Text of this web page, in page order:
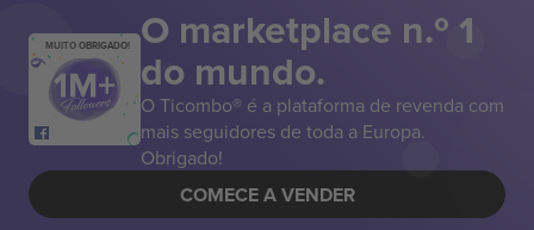
MUITO OBRIGADO! O marketplace n.º 1
do mundo.
O Ticombo® é a plataforma de revenda com
mais seguidores de toda a Europa.
Obrigado!
COMECE A VENDER